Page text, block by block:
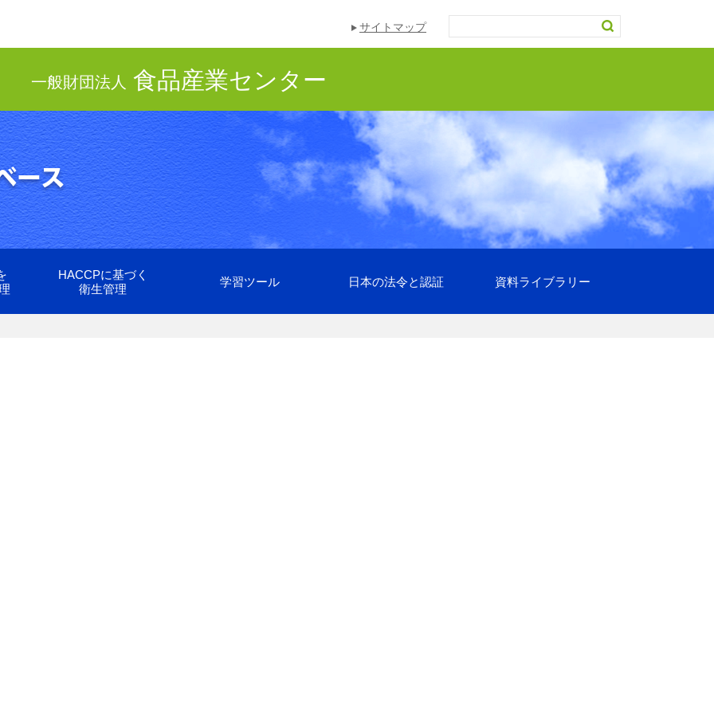
サイトマップ
一般財団法人 食品産業センター
HACCPに基づく
衛生管理
学習ツール 日本の法令と認証 資料ライブラリー